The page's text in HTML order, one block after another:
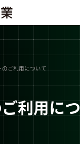
のご利用について
利用に